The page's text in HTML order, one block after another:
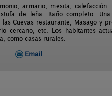
armario, mesita, calefacción.
de leña. Baño completo.
Cuevas restaurante, Masago y
cercano, etc. Los habitantes
como casas rurales.
Email